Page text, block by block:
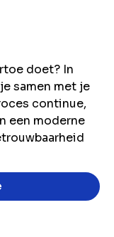
doet? In
samen met je
continue,
een moderne